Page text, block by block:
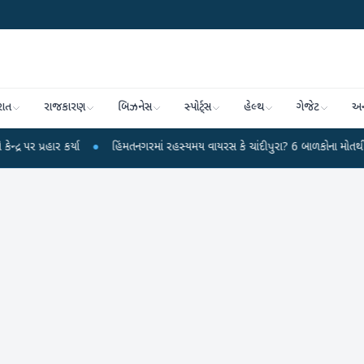
રાજકારણ બિઝનેસ સ્પોર્ટ્સ હેલ્થ ગેજેટ
● હિંમતનગરમાં રહસ્યમય વાયરસ કે ચાંદીપુરા? 6 બાળકોના મોતથી ફફડાટ ●